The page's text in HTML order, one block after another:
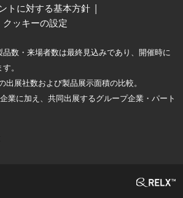
トに対する基本方針
クッキーの設定
数・来場者数は最終見込みであり、開催時に
。
展社数および製品展示面積の比較。
業に加え、共同出展するグループ企業・パート